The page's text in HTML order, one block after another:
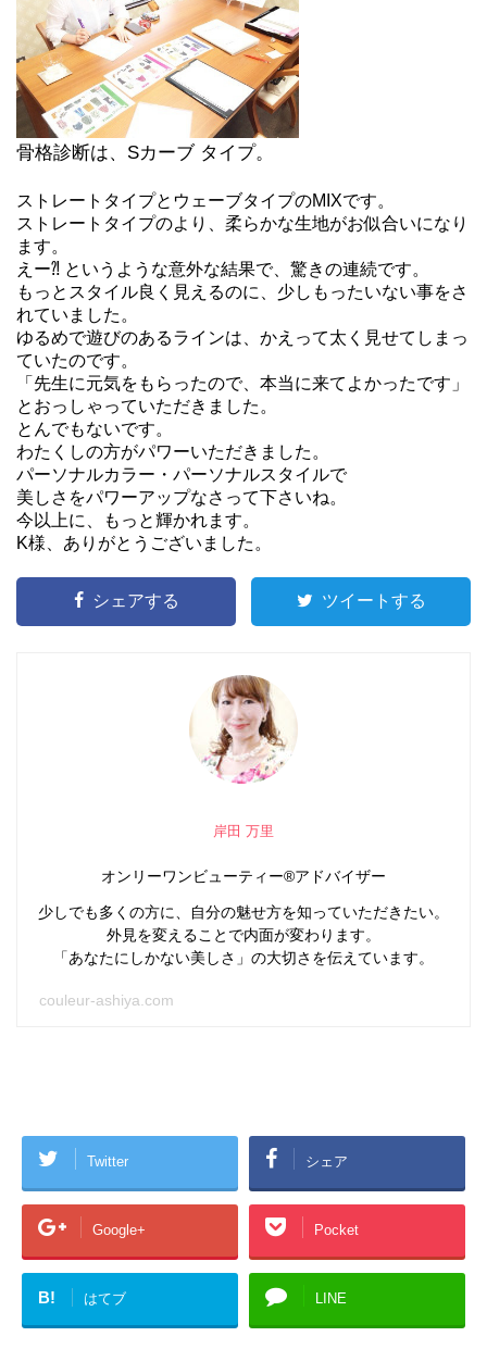
骨格診断は、Sカーブ タイプ。
ストレートタイプとウェーブタイプのMIXです。
ストレートタイプのより、柔らかな生地がお似合いになり
ます。
えー⁈ というような意外な結果で、驚きの連続です。
もっとスタイル良く見えるのに、少しもったいない事をさ
れていました。
ゆるめで遊びのあるラインは、かえって太く見せてしまっ
ていたのです。
「先生に元気をもらったので、本当に来てよかったです」
とおっしゃっていただきました。
とんでもないです。
わたくしの方がパワーいただきました。
パーソナルカラー・パーソナルスタイルで
美しさをパワーアップなさって下さいね。
今以上に、もっと輝かれます。
K様、ありがとうございました。
シェアする ツイートする
岸田 万里
オンリーワンビューティー®アドバイザー
少しでも多くの方に、自分の魅せ方を知っていただきたい。
外見を変えることで内面が変わります。
「あなたにしかない美しさ」の大切さを伝えています。
couleur-ashiya.com
Twitter シェア
Google+ Pocket
B! はてブ LINE